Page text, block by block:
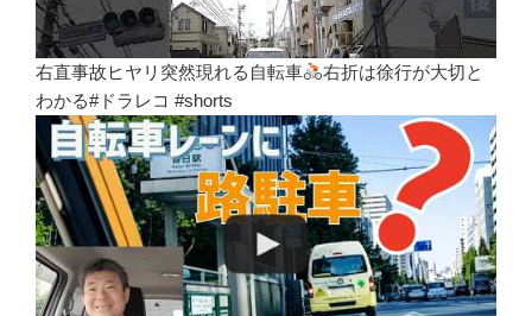
右直事故ヒヤリ突然現れる自転車
右折は徐行が大切と
わかる#ドラレコ #shorts